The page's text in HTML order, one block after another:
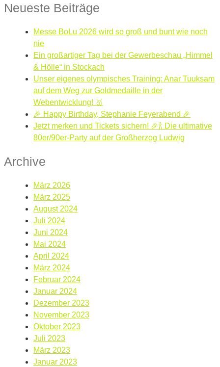
Neueste Beiträge
Messe BoLu 2026 wird so groß und bunt wie noch
nie
Ein großartiger Tag bei der Gewerbeschau „Himmel
& Hölle“ in Stockach
Unser eigenes olympisches Training: Anar Tuuksam
auf dem Weg zur Goldmedaille in der
Webentwicklung! 🥇
🎉 Happy Birthday, Stephanie Feyerabend 🎉
Jetzt merken und Tickets sichern! 🎉🍾 Die ultimative
80er/90er-Party auf der Großherzog Ludwig
Archive
März 2026
März 2025
August 2024
Juli 2024
Juni 2024
Mai 2024
April 2024
März 2024
Februar 2024
Januar 2024
Dezember 2023
November 2023
Oktober 2023
Juli 2023
März 2023
Januar 2023